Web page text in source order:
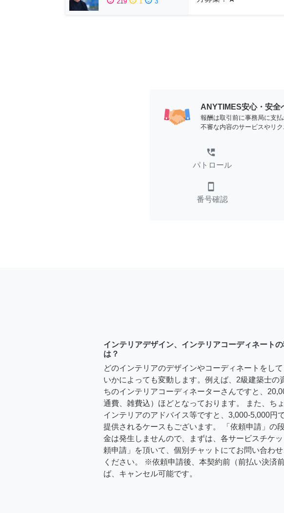
ANYTIMES安心・安全
報酬は取引前に事務局に支
不審な内容のサービスやリ
perm_phone_msg
パトロール
smartphone
番号確認
インテリアデザイン、インテリアコーディネート
は？
どのインテリアのデザインやコーディネートをし
いかによっても変動します。例えば、2級建築士の
ちのインテリアコーディネーターさんですと、
通費、雑費込）ほどとなっております。 また、ち
インテリアのアドバイス等ですと、3,000-5,000円
提供されるケースもございます。 「依頼申請」の
金は発生しませんので、まずは、各サービスチケ
頼申請」を頂いて、個別チャットにてお問い合わ
ください。 ※依頼申請後、本契約前（前払い決済
ば、キャンセル可能です。